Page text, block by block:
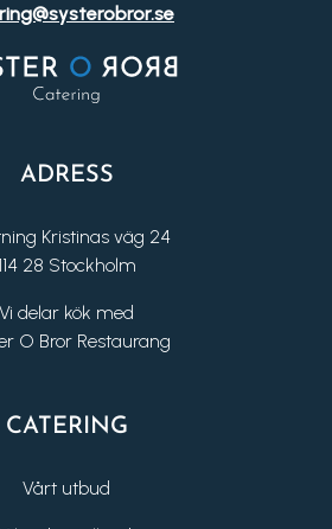
ADRESS
Kristinas väg 24
114 28 Stockholm
Vi delar kök med
O Bror Restaurang
CATERING
Vårt utbud